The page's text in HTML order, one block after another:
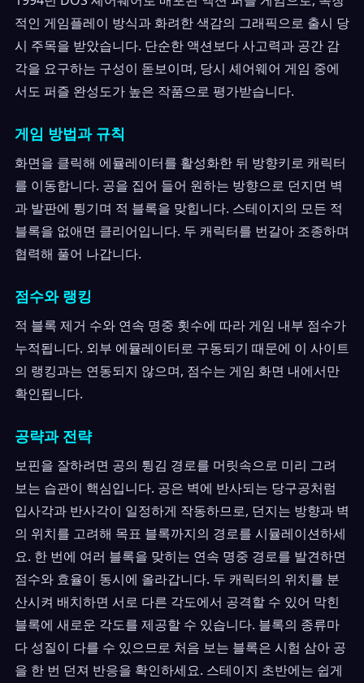
적인 게임플레이 방식과 화려한 색감의 그래픽으로 출시 당
시 주목을 받았습니다. 단순한 액션보다 사고력과 공간 감
각을 요구하는 구성이 돋보이며, 당시 셰어웨어 게임 중에
서도 퍼즐 완성도가 높은 작품으로 평가받습니다.
게임 방법과 규칙
화면을 클릭해 에뮬레이터를 활성화한 뒤 방향키로 캐릭터
를 이동합니다. 공을 집어 들어 원하는 방향으로 던지면 벽
과 발판에 튕기며 적 블록을 맞힙니다. 스테이지의 모든 적
블록을 없애면 클리어입니다. 두 캐릭터를 번갈아 조종하며
협력해 풀어 나갑니다.
점수와 랭킹
적 블록 제거 수와 연속 명중 횟수에 따라 게임 내부 점수가
누적됩니다. 외부 에뮬레이터로 구동되기 때문에 이 사이트
의 랭킹과는 연동되지 않으며, 점수는 게임 화면 내에서만
확인됩니다.
공략과 전략
보핀을 잘하려면 공의 튕김 경로를 머릿속으로 미리 그려
보는 습관이 핵심입니다. 공은 벽에 반사되는 당구공처럼
입사각과 반사각이 일정하게 작동하므로, 던지는 방향과 벽
의 위치를 고려해 목표 블록까지의 경로를 시뮬레이션하세
요. 한 번에 여러 블록을 맞히는 연속 명중 경로를 발견하면
점수와 효율이 동시에 올라갑니다. 두 캐릭터의 위치를 분
산시켜 배치하면 서로 다른 각도에서 공격할 수 있어 막힌
블록에 새로운 각도를 제공할 수 있습니다. 블록의 종류마
다 성질이 다를 수 있으므로 처음 보는 블록은 시험 삼아 공
을 한 번 던져 반응을 확인하세요. 스테이지 초반에는 쉽게